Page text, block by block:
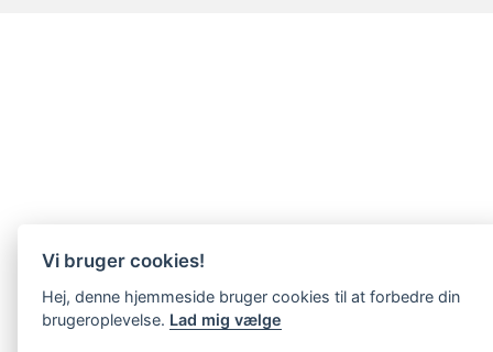
Vi bruger cookies!
Hej, denne hjemmeside bruger cookies til at forbedre din
brugeroplevelse. Lad mig vælge